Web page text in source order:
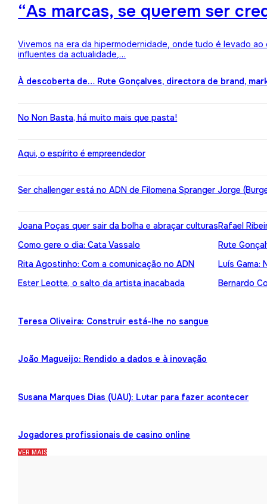
“As marcas, se querem ser
Vivemos na era da hipermodernidade, onde tudo é levado
influentes da actualidade,…
À descoberta de… Rute Gonçalves, directora de brand,
No Non Basta, há muito mais que pasta!
Aqui, o espírito é empreendedor
Ser challenger está no ADN de Filomena Spranger Jorge
Joana Poças quer sair da bolha e abraçar culturas
Como gere o dia: Cata Vassalo
Rita Agostinho: Com a comunicação no ADN
Ester Leotte, o salto da artista inacabada
Rafael
Rute
Luís Gama:
Bernardo
Teresa Oliveira: Construir está-lhe no sangue
João Magueijo: Rendido a dados e à inovação
Susana Marques Dias (UAU): Lutar para fazer acontecer
Jogadores profissionais de casino online
VER MAIS